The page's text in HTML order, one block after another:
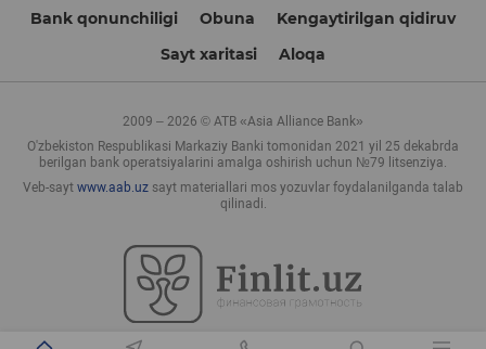
Bank qonunchiligi Obuna
Kengaytirilgan qidiruv
Sayt xaritasi
Aloqa
2009 – 2026 © ATB «Asia Alliance Bank»
O'zbekiston Respublikasi Markaziy Banki tomonidan 2021 yil 25 dekabrda
berilgan bank operatsiyalarini amalga oshirish uchun №79 litsenziya.
Veb-sayt www.aab.uz sayt materiallari mos yozuvlar foydalanilganda talab
qilinadi.